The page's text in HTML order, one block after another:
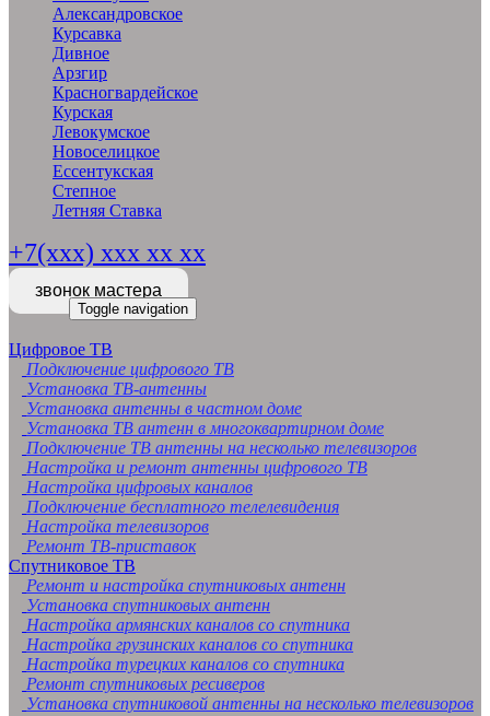
Александровское
Курсавка
Дивное
Арзгир
Красногвардейское
Курская
Левокумское
Новоселицкое
Ессентукская
Степное
Летняя Ставка
+7(xxx) xxx xx xx
звонок мастера
Toggle navigation
Цифровое ТВ
Подключение цифрового ТВ
Установка ТВ-антенны
Установка антенны в частном доме
Установка ТВ антенн в многоквартирном доме
Подключение ТВ антенны на несколько телевизоров
Настройка и ремонт антенны цифрового ТВ
Настройка цифровых каналов
Подключение бесплатного телелевидения
Настройка телевизоров
Ремонт ТВ-приставок
Спутниковое ТВ
Ремонт и настройка спутниковых антенн
Установка спутниковых антенн
Настройка армянских каналов со спутника
Настройка грузинских каналов со спутника
Настройка турецких каналов со спутника
Ремонт спутниковых ресиверов
Установка спутниковой антенны на несколько телевизоров